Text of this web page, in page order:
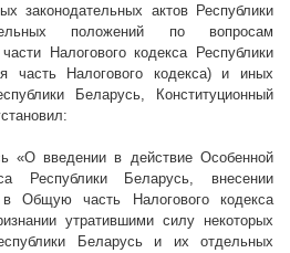
законодательных актов Республики
положений по вопросам
Налогового кодекса Республики
Налогового кодекса) и иных
Беларусь, Конституционный
«О введении в действие Особенной
Республики Беларусь, внесении
Общую часть Налогового кодекса
утратившими силу некоторых
Беларусь и их отдельных